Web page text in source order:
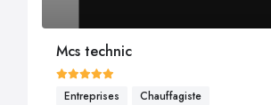
Mcs technic
Entreprises Chauffagiste